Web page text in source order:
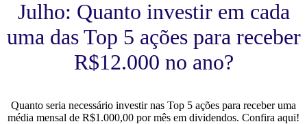
Julho: Quanto investir em cada
uma das Top 5 ações para receber
R$12.000 no ano?
Quanto seria necessário investir nas Top 5 ações para receber uma
média mensal de R$1.000,00 por mês em dividendos. Confira aqui!